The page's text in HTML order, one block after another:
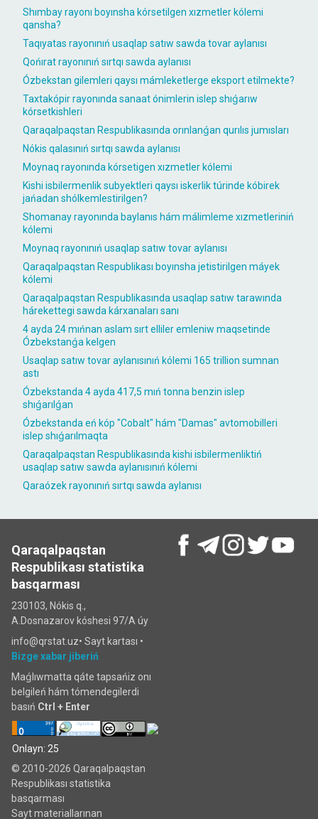
Shımbay rayonı boyınsha kórsetilgen xızmetler kólemi
qansha?
Taqıyatas rayonınıń usaqlap satıw sawda tovar aylanısı
Qońırat rayonınıń sırtqı sawda aylanısı
Ózbekstan gilemleri qaysı mámleketlerge eksport etilmekte?
Taxtakópir rayonında sanaat ónimlerin islep shıǵarıw
kórsetkishleri
Qaraqalpaqstan Respublikasında orınlanǵan qurılıs jumısları
Nókis qalasınıń sırtqı sawda aylanısı
Moynaq rayonında kórsetigen xızmetler kólemi
Kishi isbilermenlik subyektleri qaysı iskerlik túrinde kóbirek
jańadan shólkemlestirilgen?
Shomanay rayonında baylanıs hám málimleme xızmetleriniń
kólemi
Moynaq rayonınıń usaqlap satıw tovar aylanısı
Qaraqalpaqstan Respublikası boyınsha jetistirilgen máyek
kólemi
Qaraqalpaqstan Respublikasında usaqlap satıw tarawında
hárekettegi sawda kárxanaları sanı
4 ayda 24 mıńnan aslam sırt elliler emleniw maqsetinde
Ózbekstanǵa kelgen
Usaqlap satıw tovar aylanısınıń kólemi 165 trillion sumnan
astı
Ózbekstanda 4 ayda 417,5 mıń tonna benzin islep
shıǵarılǵan
Ózbekstanda eń kóp "Cobalt" hám "Damas" avtomobilleri
islep shıǵarılmaqta
Qaraqalpaqstan Respublikasında kishi isbilermenliktiń
usaqlap satıw sawda aylanısınıń kólemi
Qaraózek rayonınıń sırtqı sawda aylanısı
Qaraqalpaqstan
Respublikası statistika
basqarması
230103, Nókis q.,
A.Dosnazarov kóshesi 97/A úy
info@qrstat.uz• Sayt kartası •
Bizge xabar jiberiń
Maǵlıwmatta qáte tapsańiz onı
belgileń hám tómendegilerdi
basıń Ctrl + Enter
Onlayn: 25
© 2010-2026 Qaraqalpaqstan
Respublikası statistika
basqarması
Sayt materiallarınan